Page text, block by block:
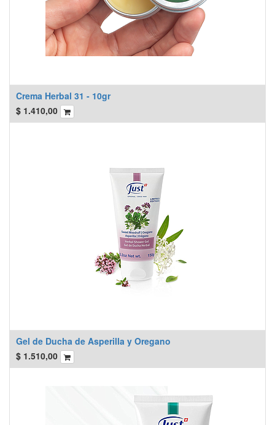
Crema Herbal 31 - 10gr
$ 1.410,00
Gel de Ducha de Asperilla y Oregano
$ 1.510,00